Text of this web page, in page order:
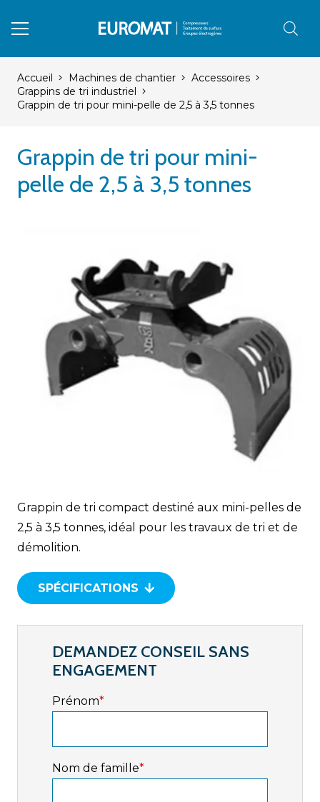
Accueil Machines de chantier
Accessoires
Grappins de tri industriel
Grappin de tri pour mini-pelle de 2,5 à 3,5 tonnes
Grappin de tri pour mini-
pelle de 2,5 à 3,5 tonnes
Grappin de tri compact destiné aux mini-pelles de
2,5 à 3,5 tonnes, idéal pour les travaux de tri et de
démolition.
SPÉCIFICATIONS
DEMANDEZ CONSEIL SANS
ENGAGEMENT
Prénom*
Nom de famille*